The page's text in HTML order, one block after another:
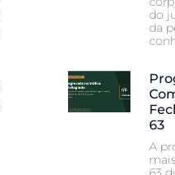
do
da
63
A